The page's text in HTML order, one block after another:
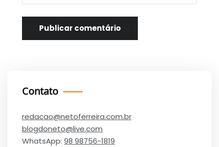
Contato
redacao@netoferreira.com.br
blogdoneto@live.com
WhatsApp: 98 98756-1819